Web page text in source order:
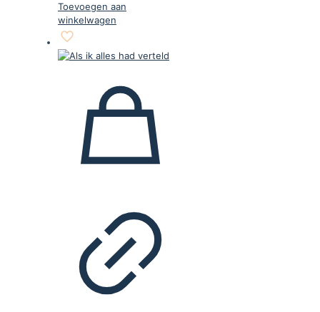
Toevoegen aan
winkelwagen